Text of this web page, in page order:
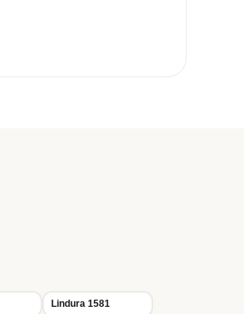
Lindura 1581